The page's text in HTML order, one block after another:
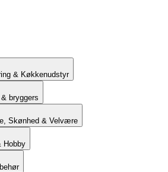
& Køkkenudstyr
bryggers
Skønhed & Velvære
Hobby